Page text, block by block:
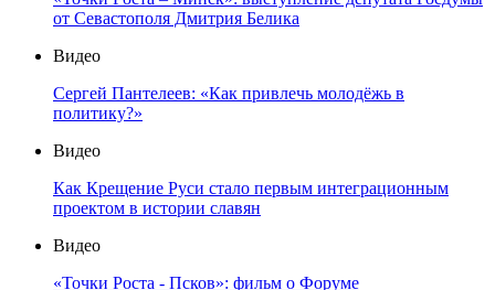
от Севастополя Дмитрия Белика
Видео
Сергей Пантелеев: «Как привлечь молодёжь в
политику?»
Видео
Как Крещение Руси стало первым интеграционным
проектом в истории славян
Видео
«Точки Роста - Псков»: фильм о Форуме